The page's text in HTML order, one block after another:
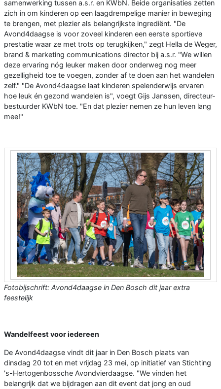
samenwerking tussen a.s.r. en KWbN. Beide organisaties zetten
zich in om kinderen op een laagdrempelige manier in beweging
te brengen, met plezier als belangrijkste ingrediënt. "De
Avond4daagse is voor zoveel kinderen een eerste sportieve
prestatie waar ze met trots op terugkijken," zegt Hella de Weger,
brand & marketing communications director bij a.s.r. "We willen
deze ervaring nóg leuker maken door onderweg nog meer
gezelligheid toe te voegen, zonder af te doen aan het wandelen
zelf." "De Avond4daagse laat kinderen spelenderwijs ervaren
hoe leuk én gezond wandelen is", voegt Gijs Janssen, directeur-
bestuurder KWbN toe. "En dat plezier nemen ze hun leven lang
mee!"
Fotobijschrift: Avond4daagse in Den Bosch dit jaar extra
feestelijk
Wandelfeest voor iedereen
De Avond4daagse vindt dit jaar in Den Bosch plaats van
dinsdag 20 tot en met vrijdag 23 mei, op initiatief van Stichting
's-Hertogenbossche Avondvierdaagse. "We vinden het
belangrijk dat we bijdragen aan dit event dat jong en oud